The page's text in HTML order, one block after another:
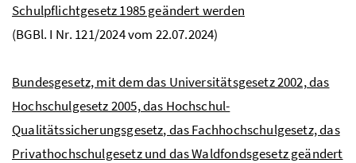
Schulpflichtgesetz 1985 geändert werden
(BGBl. I Nr. 121/2024 vom 22.07.2024)
Bundesgesetz, mit dem das Universitätsgesetz 2002, das
Hochschulgesetz 2005, das Hochschul-
Qualitätssicherungsgesetz, das Fachhochschulgesetz, das
Privathochschulgesetz und das Waldfondsgesetz geändert